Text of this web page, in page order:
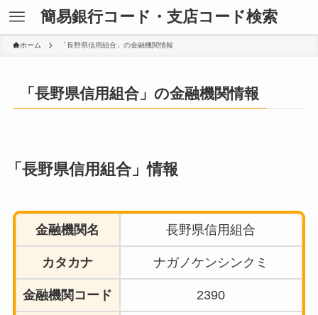
簡易銀行コード・支店コード検索
ホーム 「長野県信用組合」の金融機関情報
「長野県信用組合」の金融機関情報
「長野県信用組合」情報
金融機関名 長野県信用組合
カタカナ ナガノケンシンクミ
金融機関コード 2390